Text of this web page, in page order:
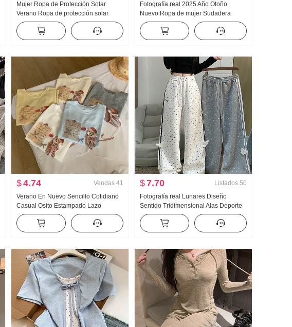
Mujer Ropa de Protección Solar
Verano Ropa de protección solar
Nailon Versión ligera Hielo Seda
Transpirable Abrigo Holgado Talla
grande Sudadera con capucha
Fotografía real 2025 Año Otoño
Nuevo Ropa de mujer Sudadera
Reducción de edad Mitad Cremallera
Moda Cuello polo Casual Versátil
Adelgazante
$4.74 Vendas 41
Verano En Nuevo Sencillo Cotidiano
Casual Osito Estampado Lazo
Holgado Nicho Manga corta Camiseta
Estilo coreano tejido de punto Top
$7.70 Listados 50
Fotografía real Lunares Diseño
Sentido Tridimensional Alas Deporte
Wei Pantalones Mujer Nuevo Luz Asia
Viento Holgado Recto Adelgazante
Pantalones casuales